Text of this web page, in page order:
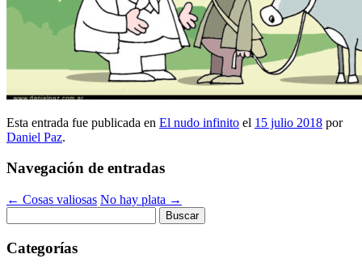
Esta entrada fue publicada en El nudo infinito el 15 julio 2018 por
Daniel Paz.
Navegación de entradas
← Cosas valiosas No hay plata →
Categorías